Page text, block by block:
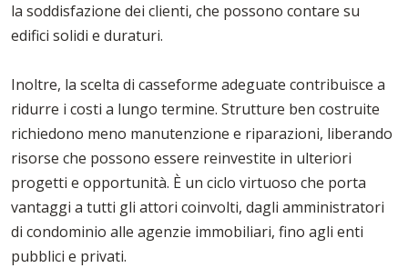
la soddisfazione dei clienti, che possono contare su
edifici solidi e duraturi.
Inoltre, la scelta di casseforme adeguate contribuisce a
ridurre i costi a lungo termine. Strutture ben costruite
richiedono meno manutenzione e riparazioni, liberando
risorse che possono essere reinvestite in ulteriori
progetti e opportunità. È un ciclo virtuoso che porta
vantaggi a tutti gli attori coinvolti, dagli amministratori
di condominio alle agenzie immobiliari, fino agli enti
pubblici e privati.